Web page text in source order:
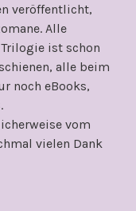
veröffentlicht,
Alle
Trilogie ist schon
alle beim
noch eBooks,
vom
vielen Dank